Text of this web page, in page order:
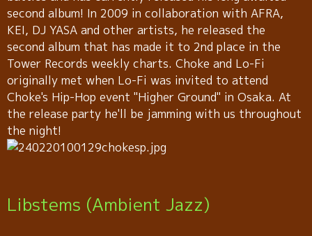
second album! In 2009 in collaboration with AFRA,
KEI, DJ YASA and other artists, he released the
second album that has made it to 2nd place in the
Tower Records weekly charts. Choke and Lo-Fi
originally met when Lo-Fi was invited to attend
Choke's Hip-Hop event "Higher Ground" in Osaka. At
the release party he'll be jamming with us throughout
the night!
Libstems (Ambient Jazz)